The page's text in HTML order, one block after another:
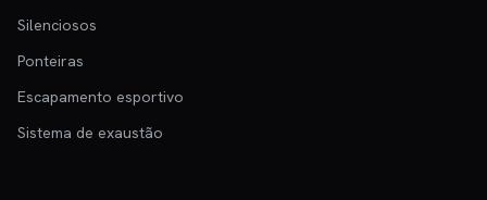
Silenciosos
Ponteiras
Escapamento esportivo
Sistema de exaustão